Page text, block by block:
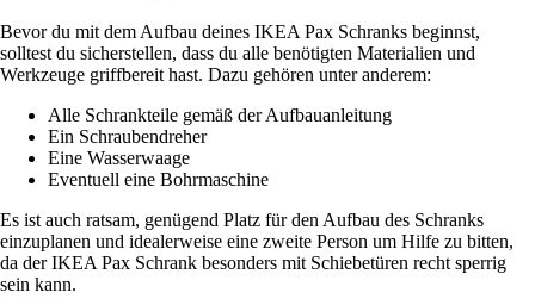
Bevor du mit dem Aufbau deines IKEA Pax Schranks beginnst,
solltest du sicherstellen, dass du alle benötigten Materialien und
Werkzeuge griffbereit hast. Dazu gehören unter anderem:
Alle Schrankteile gemäß der Aufbauanleitung
Ein Schraubendreher
Eine Wasserwaage
Eventuell eine Bohrmaschine
Es ist auch ratsam, genügend Platz für den Aufbau des Schranks
einzuplanen und idealerweise eine zweite Person um Hilfe zu bitten,
da der IKEA Pax Schrank besonders mit Schiebetüren recht sperrig
sein kann.